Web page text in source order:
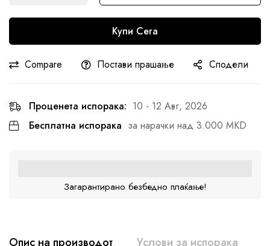
Купи Сега
Compare Постави прашање Сподели
Проценета испорака: 10 - 12 Авг, 2026
Бесплатна испорака за нарачки над 3.000 MKD
Загарантирано безбедно плаќање!
Опис на производот Услови за испорака